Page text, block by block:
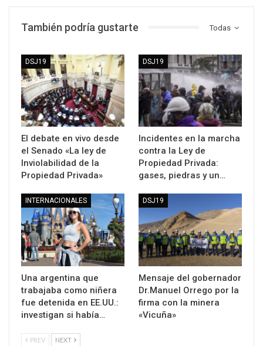
Todas
También podría gustarte
DSJ19
El debate en vivo desde
el Senado «La ley de
Inviolabilidad de la
Propiedad Privada»
DSJ19
Incidentes en la marcha
contra la Ley de
Propiedad Privada:
gases, piedras y un…
INTERNACIONALES
Una argentina que
trabajaba como niñera
fue detenida en EE.UU.:
investigan si había…
DSJ19
Mensaje del gobernador
Dr.Manuel Orrego por la
firma con la minera
«Vicuña»
PREV NEXT